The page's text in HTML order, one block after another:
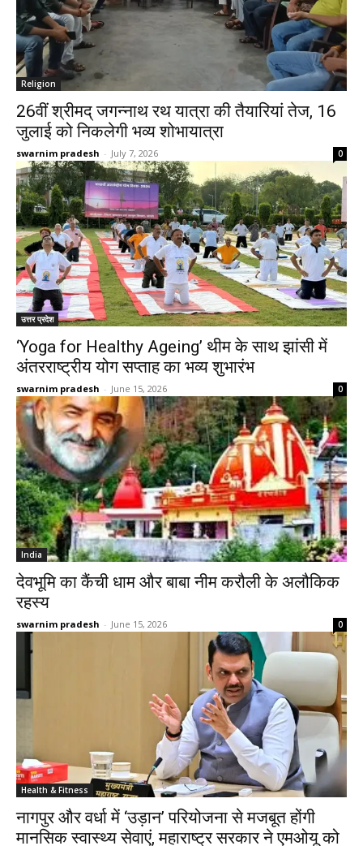
Religion
26वीं श्रीमद् जगन्नाथ रथ यात्रा की तैयारियां तेज, 16
जुलाई को निकलेगी भव्य शोभायात्रा
swarnim pradesh - July 7, 2026 0
उत्तर प्रदेश
‘Yoga for Healthy Ageing’ थीम के साथ झांसी में
अंतरराष्ट्रीय योग सप्ताह का भव्य शुभारंभ
swarnim pradesh - June 15, 2026 0
India
देवभूमि का कैंची धाम और बाबा नीम करौली के अलौकिक
रहस्य
swarnim pradesh - June 15, 2026 0
Health & Fitness
नागपुर और वर्धा में ‘उड़ान’ परियोजना से मजबूत होंगी
मानसिक स्वास्थ्य सेवाएं, महाराष्ट्र सरकार ने एमओयू को